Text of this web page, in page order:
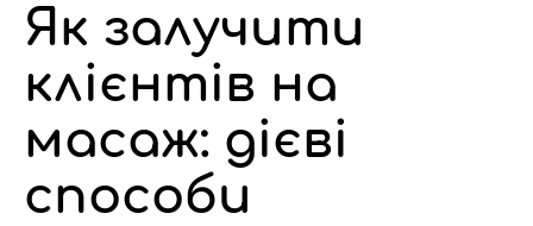
Як залучити
клієнтів на
масаж: дієві
способи